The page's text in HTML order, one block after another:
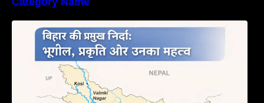
बिहार की नदियों का विस्तृत अध्ययन | Geography of
Rivers in Bihar